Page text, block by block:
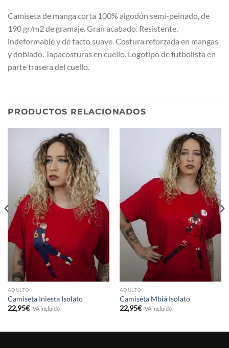
Camiseta de manga corta 100% algodón semi-peinado, de
190 gr/m2 de gramaje. Gran acabado. Resistente,
indeformable y de tacto suave. Costura reforzada en mangas
y doblado. Tapacosturas en cuello. Logotipo de futbolista en
parte trasera del cuello.
PRODUCTOS RELACIONADOS
ADULTO
Camiseta Iniesta Isolato
22,95€ IVA incluido
ADULTO
Camiseta Mbiá Isolato
22,95€ IVA incluido